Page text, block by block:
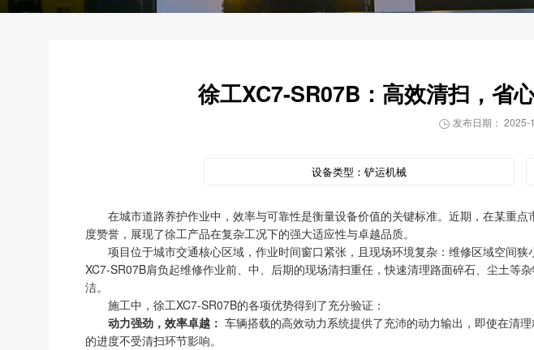
徐工XC7-SR07B：高效清扫，省
 发布日期： 2025-
设备类型：铲运机械
在城市道路养护作业中，效率与可靠性是衡量设备价值的关键标准。近期，在某重
度赞誉，展现了徐工产品在复杂工况下的强大适应性与卓越品质。
项目位于城市交通核心区域，作业时间窗口紧张，且现场环境复杂：维修区域空间
XC7-SR07B肩负起维修作业前、中、后期的现场清扫重任，快速清理路面碎石、尘土
洁。
施工中，徐工XC7-SR07B的各项优势得到了充分验证：
动力强劲，效率卓越：车辆搭载的高效动力系统提供了充沛的动力输出，即使在清
的进度不受清扫环节影响。